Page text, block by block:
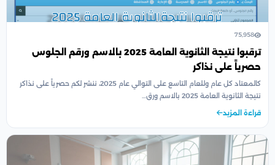
75,958
ترقبوا نتيجة الثانوية العامة 2025 بالاسم ورقم الجلوس
حصرياً على نذاكر
كالمعتاد كل عام وللعام التاسع على التوالي عام 2025، ننشر لكم حصرياً على نذاكر
نتيجة الثانوية العامة 2025 بالاسم ورق…
قراءة المزيد